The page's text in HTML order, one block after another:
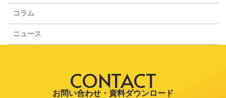
コラム
ニュース
CONTACT
お問い合わせ・資料ダウンロード